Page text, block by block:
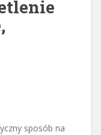
sposób na